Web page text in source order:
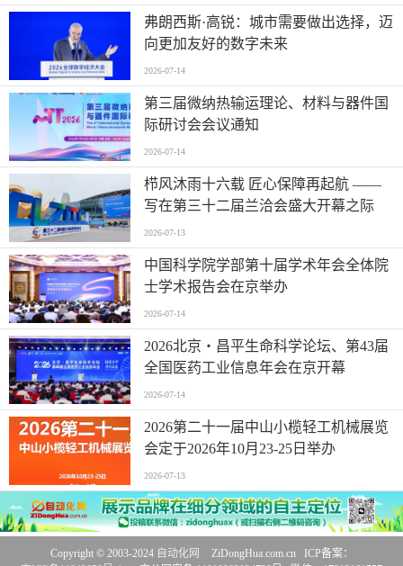
弗朗西斯·高锐：城市需要做出选择，迈
向更加友好的数字未来
2026-07-14
第三届微纳热输运理论、材料与器件国
际研讨会会议通知
2026-07-14
栉风沐雨十六载 匠心保障再起航 ——
写在第三十二届兰洽会盛大开幕之际
2026-07-13
中国科学院学部第十届学术年会全体院
士学术报告会在京举办
2026-07-14
2026北京・昌平生命科学论坛、第43届
全国医药工业信息年会在京开幕
2026-07-14
2026第二十一届中山小榄轻工机械展览
会定于2026年10月23-25日举办
2026-07-13
Copyright © 2003-2024 自动化网
ZiDongHua.com.cn ICP备案：